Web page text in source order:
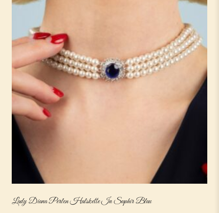
Lady Diana Perlen Halskette In Saphir Blau